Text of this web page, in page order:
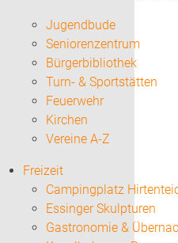
Jugendbude
Seniorenzentrum
Bürgerbibliothek
Turn- & Sportstätten
Feuerwehr
Kirchen
Vereine A-Z
Freizeit
Campingplatz
Essinger Skulpturen
Gastronomie &